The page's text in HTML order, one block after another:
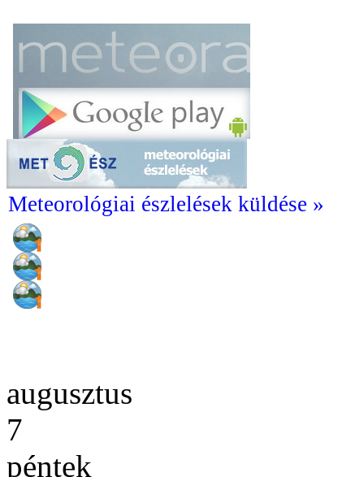
Meteorológiai észlelések küldése »
augusztus
7
péntek